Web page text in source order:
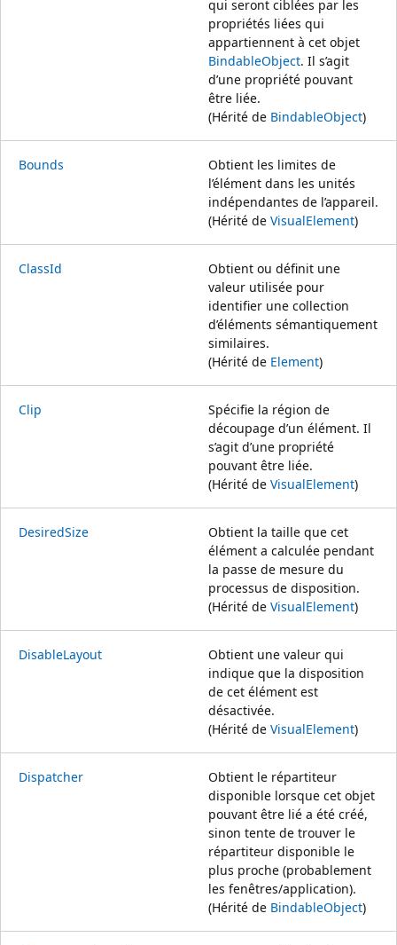
qui seront ciblées par les
propriétés liées qui
appartiennent à cet objet
BindableObject. Il s’agit
d’une propriété pouvant
être liée.
(Hérité de BindableObject)
Bounds
Obtient les limites de
l’élément dans les unités
indépendantes de l’appareil.
(Hérité de VisualElement)
ClassId
Obtient ou définit une
valeur utilisée pour
identifier une collection
d’éléments sémantiquement
similaires.
(Hérité de Element)
Clip
Spécifie la région de
découpage d’un élément. Il
s’agit d’une propriété
pouvant être liée.
(Hérité de VisualElement)
DesiredSize
Obtient la taille que cet
élément a calculée pendant
la passe de mesure du
processus de disposition.
(Hérité de VisualElement)
DisableLayout
Obtient une valeur qui
indique que la disposition
de cet élément est
désactivée.
(Hérité de VisualElement)
Dispatcher
Obtient le répartiteur
disponible lorsque cet objet
pouvant être lié a été créé,
sinon tente de trouver le
répartiteur disponible le
plus proche (probablement
les fenêtres/application).
(Hérité de BindableObject)